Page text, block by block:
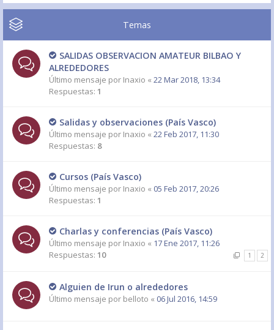
Temas
SALIDAS OBSERVACION AMATEUR BILBAO Y
ALREDEDORES
Último mensaje por Inaxio « 22 Mar 2018, 13:34
Respuestas: 1
Salidas y observaciones (País Vasco)
Último mensaje por Inaxio « 22 Feb 2017, 11:30
Respuestas: 8
Cursos (País Vasco)
Último mensaje por Inaxio « 05 Feb 2017, 20:26
Respuestas: 1
Charlas y conferencias (País Vasco)
Último mensaje por Inaxio « 17 Ene 2017, 11:26
Respuestas: 10 1 2
Alguien de Irun o alrededores
Último mensaje por belloto « 06 Jul 2016, 14:59